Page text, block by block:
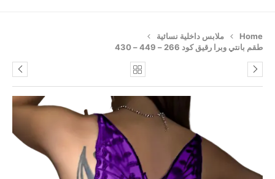
Home
ملابس داخلية نسائية
طقم بانتي وبرا رقيق كود 266 – 449 – 430